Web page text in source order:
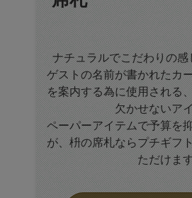
ナチュラルでこだわりの
ゲストの名前が書かれたカ
を案内する為に使用される
欠かせないア
ペーパーアイテムで予算を
が、枡の席札ならプチギフ
ただけま